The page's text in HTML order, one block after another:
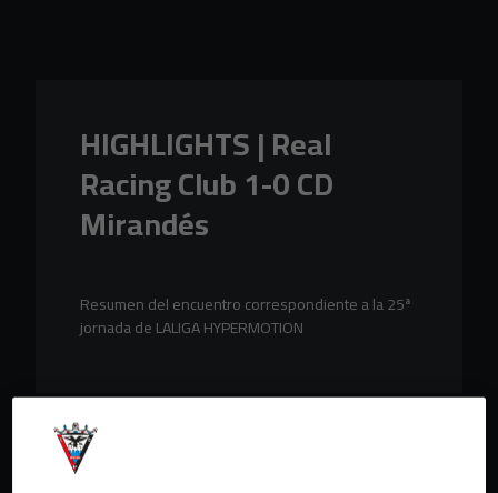
HIGHLIGHTS | Real
Racing Club 1-0 CD
Mirandés
Resumen del encuentro correspondiente a la 25ª
jornada de LALIGA HYPERMOTION